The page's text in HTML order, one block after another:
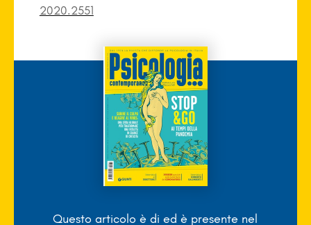
2020.2551
Questo articolo è died è presente nel